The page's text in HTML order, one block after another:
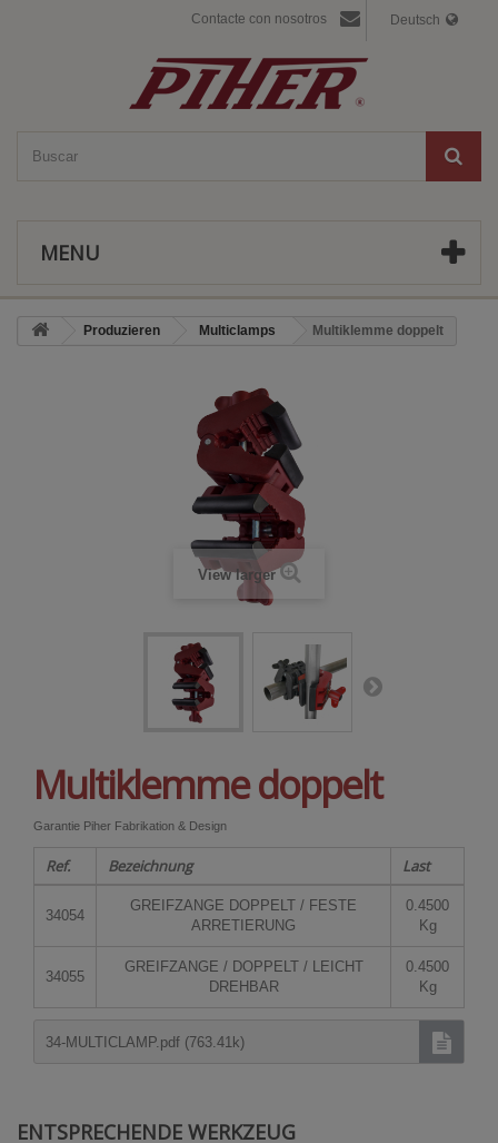
Deutsch
Contacte con nosotros
MENU
Produzieren Multiclamps Multiklemme doppelt
View larger
Multiklemme doppelt
Garantie Piher Fabrikation & Design
Ref. Bezeichnung Last
34054
GREIFZANGE DOPPELT / FESTE
ARRETIERUNG
0.4500
Kg
34055
GREIFZANGE / DOPPELT / LEICHT
DREHBAR
0.4500
Kg
34-MULTICLAMP.pdf (763.41k)
ENTSPRECHENDE WERKZEUG